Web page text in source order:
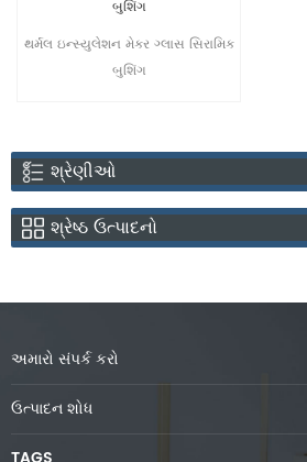
બુશિંગ
થર્મલ ઇન્સ્યુલેશન મેકર ગ્લાસ સિરામિક
બુશિંગ
શ્રેણીઓ
શ્રેષ્ઠ ઉત્પાદનો
અમારો સંપર્ક કરો
ઉત્પાદન શોધ